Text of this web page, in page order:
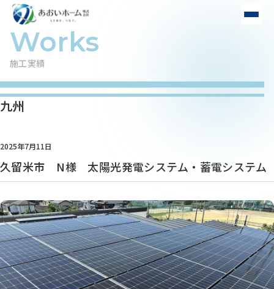
施工実績
九州
2025年7月11日
久留米市 N様 太陽光発電システム・蓄電システム